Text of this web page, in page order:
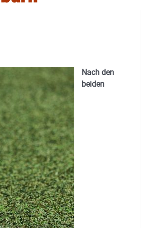
Nach den
beiden